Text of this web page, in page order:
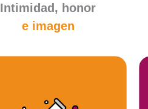
Intimidad, honor
e imagen